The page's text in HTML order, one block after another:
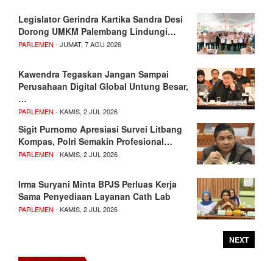
Legislator Gerindra Kartika Sandra Desi
Dorong UMKM Palembang Lindungi…
PARLEMEN - JUMAT, 7 AGU 2026
Kawendra Tegaskan Jangan Sampai
Perusahaan Digital Global Untung Besar,
…
PARLEMEN - KAMIS, 2 JUL 2026
Sigit Purnomo Apresiasi Survei Litbang
Kompas, Polri Semakin Profesional…
PARLEMEN - KAMIS, 2 JUL 2026
Irma Suryani Minta BPJS Perluas Kerja
Sama Penyediaan Layanan Cath Lab
PARLEMEN - KAMIS, 2 JUL 2026
NEXT